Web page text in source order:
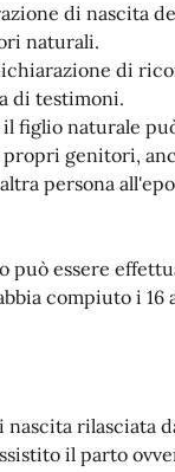
di nascita
naturali.
di
di testimoni.
figlio naturale
genitori,
persona
può essere
compiuto i 16
nascita rilasciata
il parto